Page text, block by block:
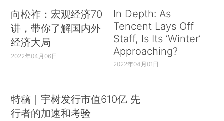
向松祚：宏观经济70
讲，带你了解国内外
经济大局
2022年04月06日
In Depth: As
Tencent Lays Off
Staff, Is Its ‘Winter’
Approaching?
2022年04月01日
特稿｜宇树发行市值610亿 先
行者的加速和考验